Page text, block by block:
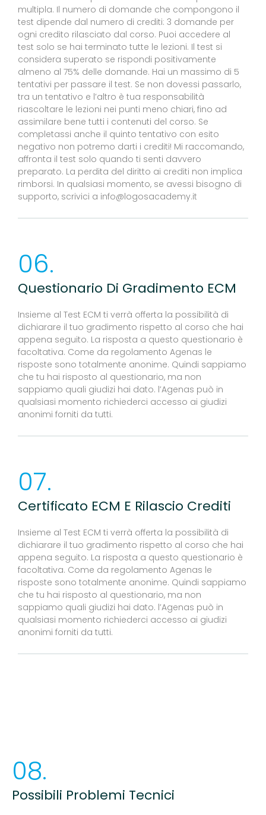
multipla. Il numero di domande che compongono il
test dipende dal numero di crediti: 3 domande per
ogni credito rilasciato dal corso. Puoi accedere al
test solo se hai terminato tutte le lezioni. Il test si
considera superato se rispondi positivamente
almeno al 75% delle domande. Hai un massimo di 5
tentativi per passare il test. Se non dovessi passarlo,
tra un tentativo e l’altro è tua responsabilità
riascoltare le lezioni nei punti meno chiari, fino ad
assimilare bene tutti i contenuti del corso. Se
completassi anche il quinto tentativo con esito
negativo non potremo darti i crediti! Mi raccomando,
affronta il test solo quando ti senti davvero
preparato. La perdita del diritto ai crediti non implica
rimborsi. In qualsiasi momento, se avessi bisogno di
supporto, scrivici a info@logosacademy.it
06.
Questionario Di Gradimento ECM
Insieme al Test ECM ti verrà offerta la possibilità di
dichiarare il tuo gradimento rispetto al corso che hai
appena seguito. La risposta a questo questionario è
facoltativa. Come da regolamento Agenas le
risposte sono totalmente anonime. Quindi sappiamo
che tu hai risposto al questionario, ma non
sappiamo quali giudizi hai dato. l’Agenas può in
qualsiasi momento richiederci accesso ai giudizi
anonimi forniti da tutti.
07.
Certificato ECM E Rilascio Crediti
Insieme al Test ECM ti verrà offerta la possibilità di
dichiarare il tuo gradimento rispetto al corso che hai
appena seguito. La risposta a questo questionario è
facoltativa. Come da regolamento Agenas le
risposte sono totalmente anonime. Quindi sappiamo
che tu hai risposto al questionario, ma non
sappiamo quali giudizi hai dato. l’Agenas può in
qualsiasi momento richiederci accesso ai giudizi
anonimi forniti da tutti.
08.
Possibili Problemi Tecnici